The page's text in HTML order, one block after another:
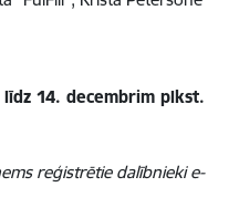
14. decembrim plkst.
reģistrētie dalībnieki e-